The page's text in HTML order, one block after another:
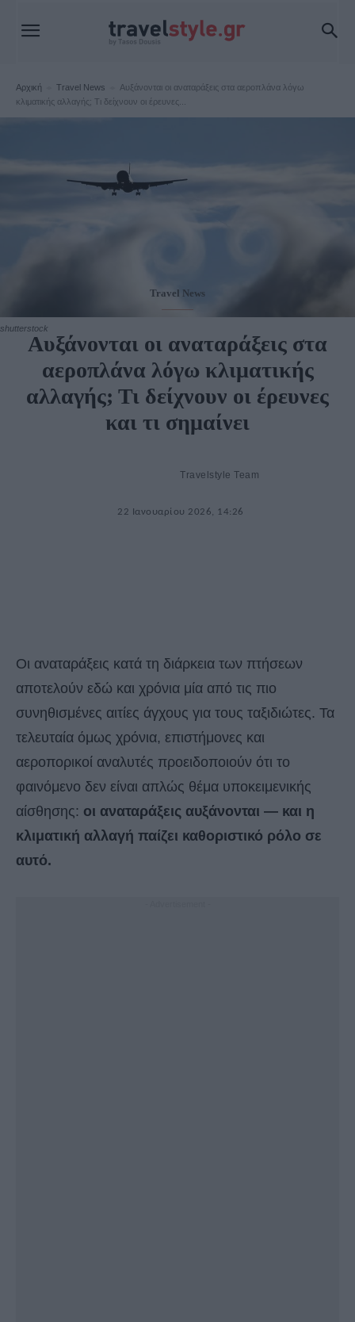
Αρχική Travel News
Αυξάνονται οι αναταράξεις στα αεροπλάνα λόγω
κλιματικής αλλαγής; Τι δείχνουν οι έρευνες...
shutterstock
Travel News
Αυξάνονται οι αναταράξεις στα
αεροπλάνα λόγω κλιματικής
αλλαγής; Τι δείχνουν οι έρευνες
και τι σημαίνει
Travelstyle Team
22 Ιανουαρίου 2026, 14:26
Οι αναταράξεις κατά τη διάρκεια των πτήσεων
αποτελούν εδώ και χρόνια μία από τις πιο
συνηθισμένες αιτίες άγχους για τους ταξιδιώτες. Τα
τελευταία όμως χρόνια, επιστήμονες και
αεροπορικοί αναλυτές προειδοποιούν ότι το
φαινόμενο δεν είναι απλώς θέμα υποκειμενικής
αίσθησης: οι αναταράξεις αυξάνονται — και η
κλιματική αλλαγή παίζει καθοριστικό ρόλο σε
αυτό.